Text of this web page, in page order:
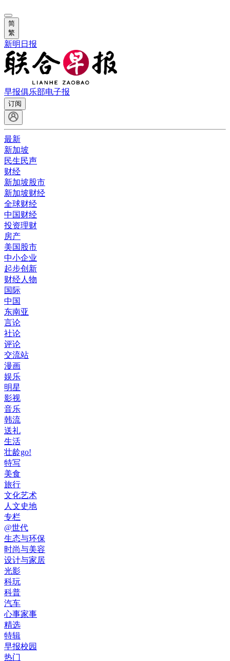
简
繁
新明日报
早报俱乐部电子报
订阅
最新
新加坡
民生民声
财经
新加坡股市
新加坡财经
全球财经
中国财经
投资理财
房产
美国股市
中小企业
起步创新
财经人物
国际
中国
东南亚
言论
社论
评论
交流站
漫画
娱乐
明星
影视
音乐
韩流
送礼
生活
壮龄go!
特写
美食
旅行
文化艺术
人文史地
专栏
@世代
生态与环保
时尚与美容
设计与家居
光影
科玩
科普
汽车
心事家事
精选
特辑
早报校园
热门